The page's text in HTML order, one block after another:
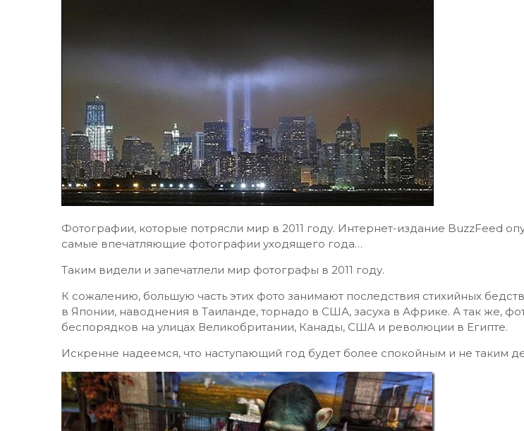
Фотографии, которые потрясли мир в 2011 году. Интернет-издание BuzzFeed
самые впечатляющие фотографии уходящего года…
Таким видели и запечатлели мир фотографы в 2011 году.
К сожалению, большую часть этих фото занимают последствия стихийных
в Японии, наводнения в Таиланде, торнадо в США, засуха в Африке. А так же,
беспорядков на улицах Великобритании, Канады, США и революции в Египте.
Искренне надеемся, что наступающий год будет более спокойным и не таким